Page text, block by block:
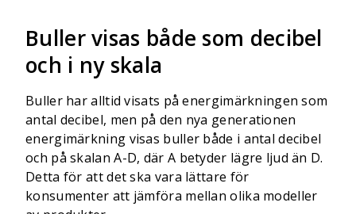
Buller visas både som decibel
och i ny skala
Buller har alltid visats på energimärkningen som
antal decibel, men på den nya generationen
energimärkning visas buller både i antal decibel
och på skalan A-D, där A betyder lägre ljud än D.
Detta för att det ska vara lättare för
konsumenter att jämföra mellan olika modeller